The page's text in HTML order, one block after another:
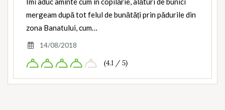
mergeam după tot felul de bunătăți prin pădurile din
zona Banatului, cum…
14/08/2018
(4.1 / 5)